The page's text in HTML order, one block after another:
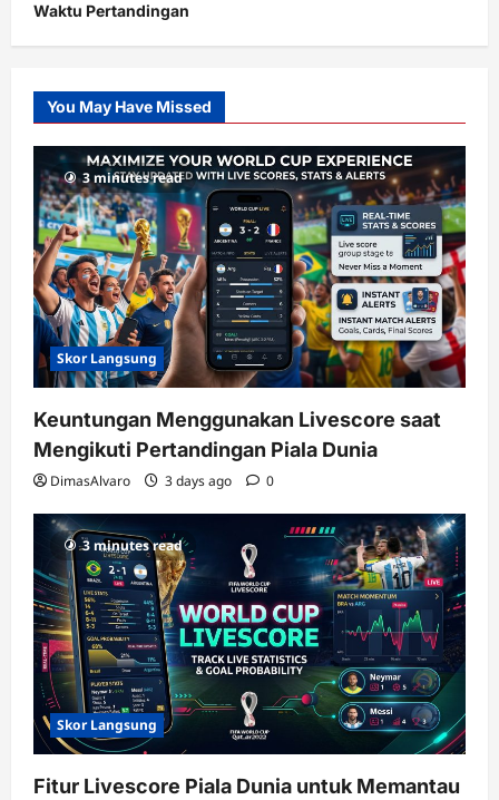
Waktu Pertandingan
Slot
Gacor
RTP
terupdate
You May Have Missed
3 minutes read
Skor Langsung
Keuntungan Menggunakan Livescore saat
Mengikuti Pertandingan Piala Dunia
DimasAlvaro 3 days ago 0
3 minutes read
Skor Langsung
Fitur Livescore Piala Dunia untuk Memantau